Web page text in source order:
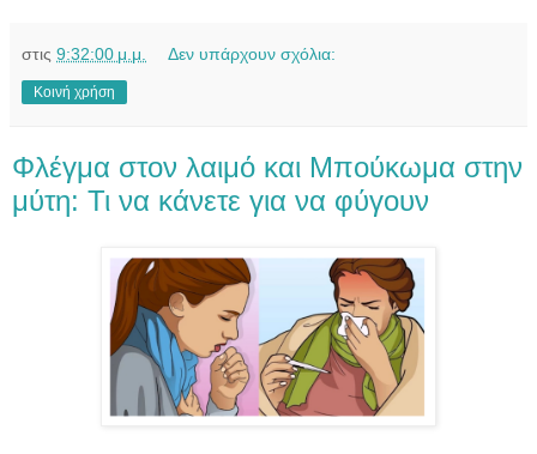
στις 9:32:00 μ.μ. Δεν υπάρχουν σχόλια:
Κοινή χρήση
Φλέγμα στον λαιμό και Mπούκωμα στην
μύτη: Τι να κάνετε για να φύγουν